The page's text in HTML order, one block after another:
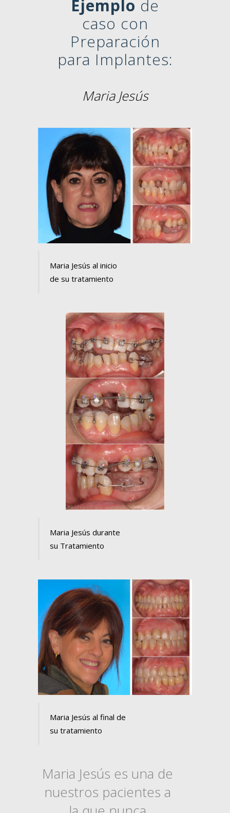
Ejemplo de
caso con
Preparación
para Implantes:
Maria Jesús
Maria Jesús al inicio
de su tratamiento
Maria Jesús durante
su Tratamiento
Maria Jesús al final de
su tratamiento
Maria Jesús es una de
nuestros pacientes a